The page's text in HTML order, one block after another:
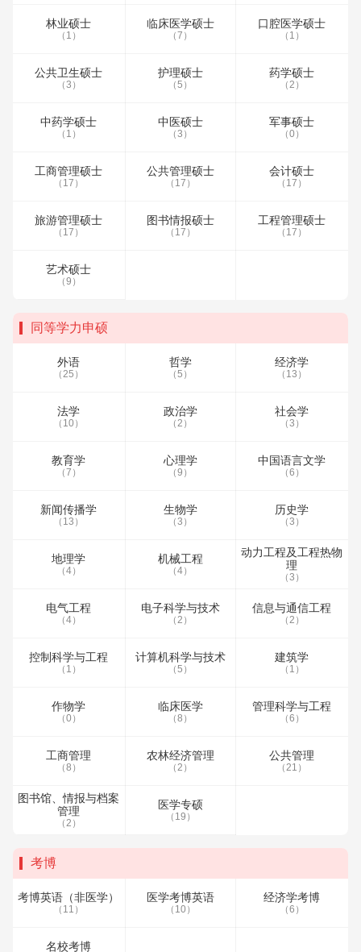
林业硕士
（1）
临床医学硕士
（7）
口腔医学硕士
（1）
公共卫生硕士
（3）
护理硕士
（5）
药学硕士
（2）
中药学硕士
（1）
中医硕士
（3）
军事硕士
（0）
工商管理硕士
（17）
公共管理硕士
（17）
会计硕士
（17）
旅游管理硕士
（17）
图书情报硕士
（17）
工程管理硕士
（17）
艺术硕士
（9）
同等学力申硕
外语
（25）
哲学
（5）
经济学
（13）
法学
（10）
政治学
（2）
社会学
（3）
教育学
（7）
心理学
（9）
中国语言文学
（6）
新闻传播学
（13）
生物学
（3）
历史学
（3）
地理学
（4）
机械工程
（4）
动力工程及工程热物
理
（3）
电气工程
（4）
电子科学与技术
（2）
信息与通信工程
（2）
控制科学与工程
（1）
计算机科学与技术
（5）
建筑学
（1）
作物学
（0）
临床医学
（8）
管理科学与工程
（6）
工商管理
（8）
农林经济管理
（2）
公共管理
（21）
图书馆、情报与档案
管理
（2）
医学专硕
（19）
考博
考博英语（非医学）
（11）
医学考博英语
（10）
经济学考博
（6）
名校考博